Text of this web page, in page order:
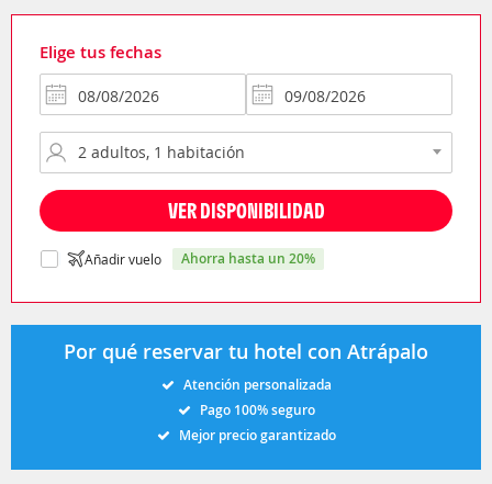
Elige tus fechas
VER DISPONIBILIDAD
Añadir vuelo ahorra hasta un 20%
Por qué reservar tu hotel con Atrápalo
Atención personalizada
Pago 100% seguro
Mejor precio garantizado